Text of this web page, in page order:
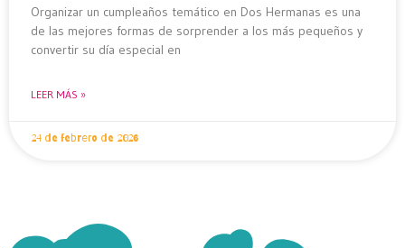
Organizar un cumpleaños temático en Dos Hermanas es una
de las mejores formas de sorprender a los más pequeños y
convertir su día especial en
LEER MÁS »
24 de febrero de 2026